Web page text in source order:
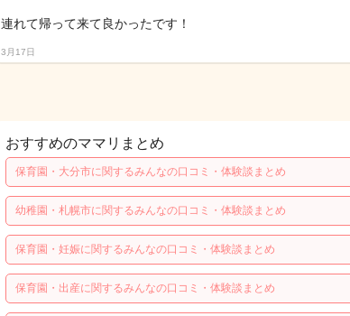
連れて帰って来て良かったです！
3月17日
おすすめのママリまとめ
保育園・大分市に関するみんなの口コミ・体験談まとめ
幼稚園・札幌市に関するみんなの口コミ・体験談まとめ
保育園・妊娠に関するみんなの口コミ・体験談まとめ
保育園・出産に関するみんなの口コミ・体験談まとめ